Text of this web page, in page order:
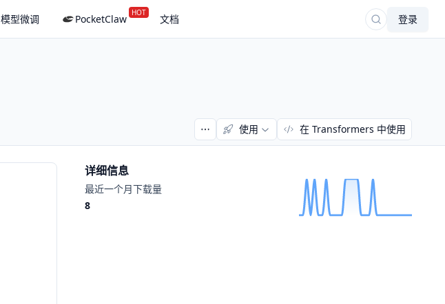
模型微调 PocketClaw HOT 文档 登录
使用 在 Transformers 中使用
详细信息
最近一个月下载量
8